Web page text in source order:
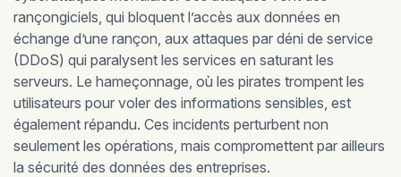
rançongiciels, qui bloquent l’accès aux données en
échange d’une rançon, aux attaques par déni de service
(DDoS) qui paralysent les services en saturant les
serveurs. Le hameçonnage, où les pirates trompent les
utilisateurs pour voler des informations sensibles, est
également répandu. Ces incidents perturbent non
seulement les opérations, mais compromettent par ailleurs
la sécurité des données des entreprises.